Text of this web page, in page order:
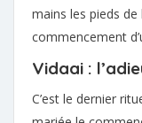
mains les pieds
commencement
Vidaai :
C’est le dernier